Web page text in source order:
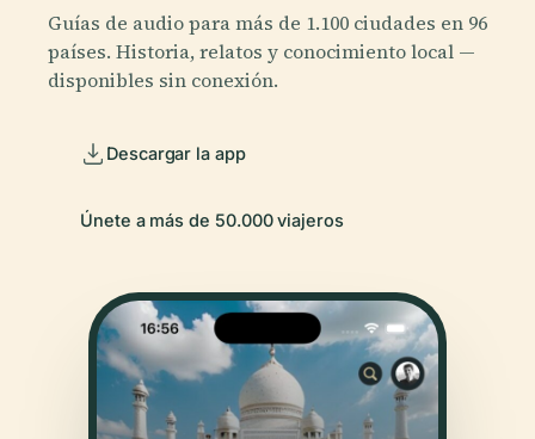
Guías de audio para más de 1.100 ciudades en 96
países. Historia, relatos y conocimiento local —
disponibles sin conexión.
Descargar la app
Únete a más de 50.000 viajeros